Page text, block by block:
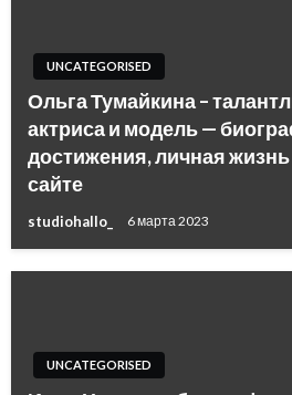
UNCATEGORISED
Ольга Тумайкина –
актриса и модель —
достижения, личная
сайте
studiohallo_ 6 марта 2023
UNCATEGORISED